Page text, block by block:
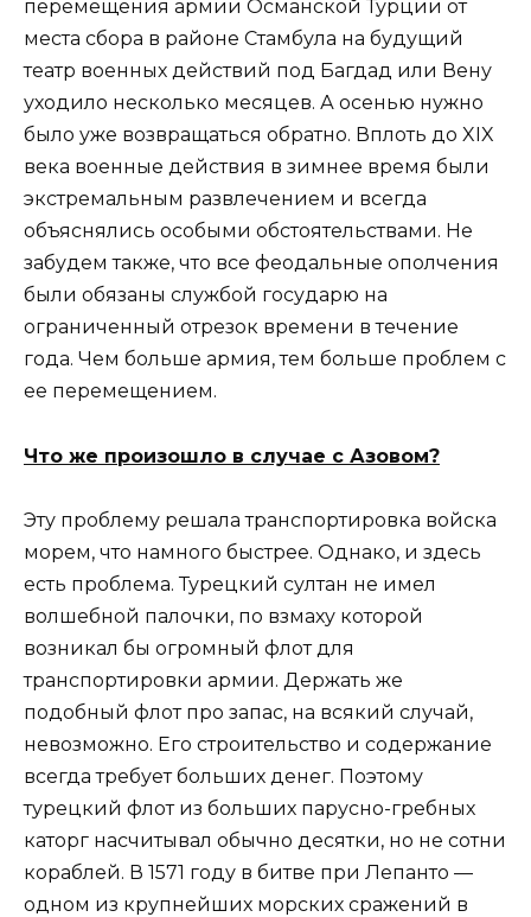
перемещения армии Османской Турции от
места сбора в районе Стамбула на будущий
театр военных действий под Багдад или Вену
уходило несколько месяцев. А осенью нужно
было уже возвращаться обратно. Вплоть до XIX
века военные действия в зимнее время были
экстремальным развлечением и всегда
объяснялись особыми обстоятельствами. Не
забудем также, что все феодальные ополчения
были обязаны службой государю на
ограниченный отрезок времени в течение
года. Чем больше армия, тем больше проблем с
ее перемещением.
Что же произошло в случае с Азовом?
Эту проблему решала транспортировка войска
морем, что намного быстрее. Однако, и здесь
есть проблема. Турецкий султан не имел
волшебной палочки, по взмаху которой
возникал бы огромный флот для
транспортировки армии. Держать же
подобный флот про запас, на всякий случай,
невозможно. Его строительство и содержание
всегда требует больших денег. Поэтому
турецкий флот из больших парусно-гребных
каторг насчитывал обычно десятки, но не сотни
кораблей. В 1571 году в битве при Лепанто —
одном из крупнейших морских сражений в